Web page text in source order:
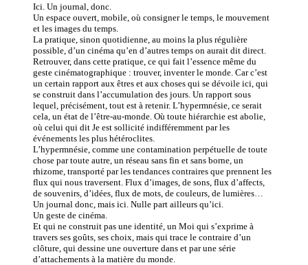
Ici. Un journal, donc.
Un espace ouvert, mobile, où consigner le temps, le mouvement
et les images du temps.
La pratique, sinon quotidienne, au moins la plus régulière
possible, d’un cinéma qu’en d’autres temps on aurait dit direct.
Retrouver, dans cette pratique, ce qui fait l’essence même du
geste cinématographique : trouver, inventer le monde. Car c’est
un certain rapport aux êtres et aux choses qui se dévoile ici, qui
se construit dans l’accumulation des jours. Un rapport sous
lequel, précisément, tout est à retenir. L’hypermnésie, ce serait
cela, un état de l’être-au-monde. Où toute hiérarchie est abolie,
où celui qui dit Je est sollicité indifféremment par les
événements les plus hétéroclites.
L’hypermnésie, comme une contamination perpétuelle de toute
chose par toute autre, un réseau sans fin et sans borne, un
rhizome, transporté par les tendances contraires que prennent les
flux qui nous traversent. Flux d’images, de sons, flux d’affects,
de souvenirs, d’idées, flux de mots, de couleurs, de lumières…
Un journal donc, mais ici. Nulle part ailleurs qu’ici.
Un geste de cinéma.
Et qui ne construit pas une identité, un Moi qui s’exprime à
travers ses goûts, ses choix, mais qui trace le contraire d’un
clôture, qui dessine une ouverture dans et par une série
d’attachements à la matière du monde.